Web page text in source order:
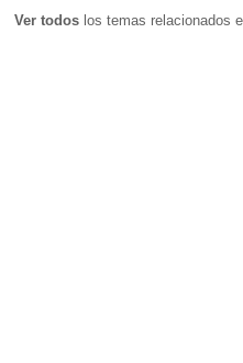
Ver todos los temas relacionados